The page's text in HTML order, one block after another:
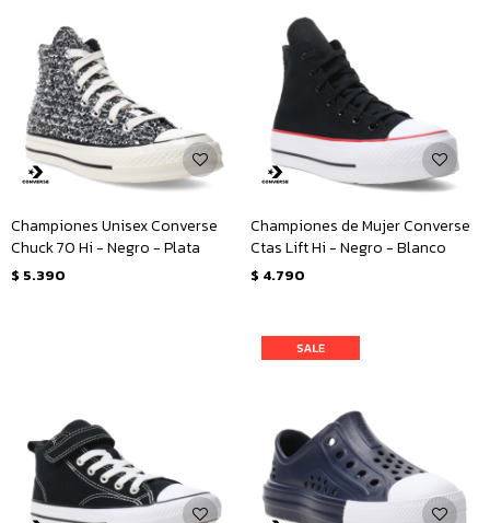
Championes Unisex Converse
Chuck 70 Hi - Negro - Plata
$ 5.390
Championes de Mujer Converse
Ctas Lift Hi - Negro - Blanco
$ 4.790